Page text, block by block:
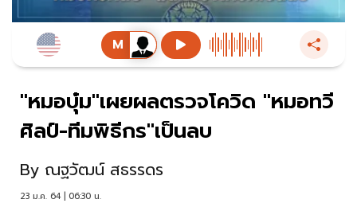
"หมอบุ๋ม"เผยผลตรวจโควิด "หมอทวี
ศิลป์-ทีมพิธีกร"เป็นลบ
By ณฐวัฒน์ สธรรดร
23 ม.ค. 64 | 06:30 น.